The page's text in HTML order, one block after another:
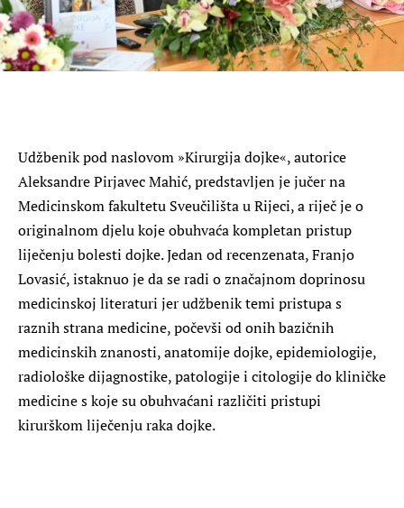
Udžbenik pod naslovom »Kirurgija dojke«, autorice
Aleksandre Pirjavec Mahić, predstavljen je jučer na
Medicinskom fakultetu Sveučilišta u Rijeci, a riječ je o
originalnom djelu koje obuhvaća kompletan pristup
liječenju bolesti dojke. Jedan od recenzenata, Franjo
Lovasić, istaknuo je da se radi o značajnom doprinosu
medicinskoj literaturi jer udžbenik temi pristupa s
raznih strana medicine, počevši od onih bazičnih
medicinskih znanosti, anatomije dojke, epidemiologije,
radiološke dijagnostike, patologije i citologije do kliničke
medicine s koje su obuhvaćani različiti pristupi
kirurškom liječenju raka dojke.